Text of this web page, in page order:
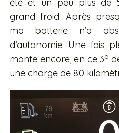
grand froid. Après
ma batterie n’a
d’autonomie. Une fois
monte encore, en ce 3e
une charge de 80